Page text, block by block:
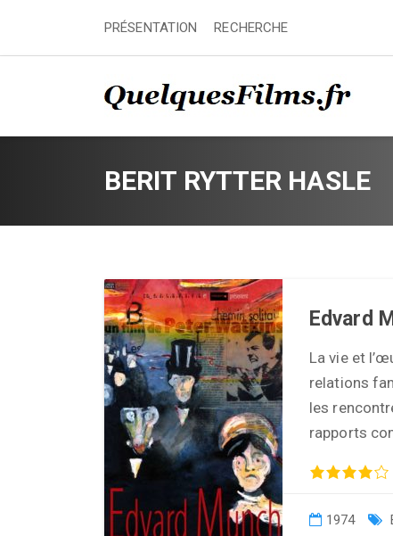
PRÉSENTATION RECHERCHE
BERIT RYTTER HASLE
Edvard
La vie et
relations
les
rapports
1974